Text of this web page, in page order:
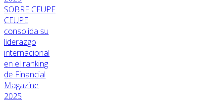
SOBRE CEUPE
CEUPE
consolida su
liderazgo
internacional
en el ranking
de Financial
Magazine
2025